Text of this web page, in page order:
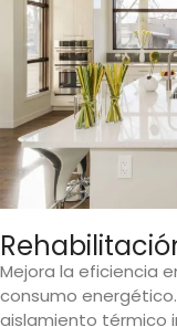
Mejora la eficiencia
consumo
aislamiento térmico